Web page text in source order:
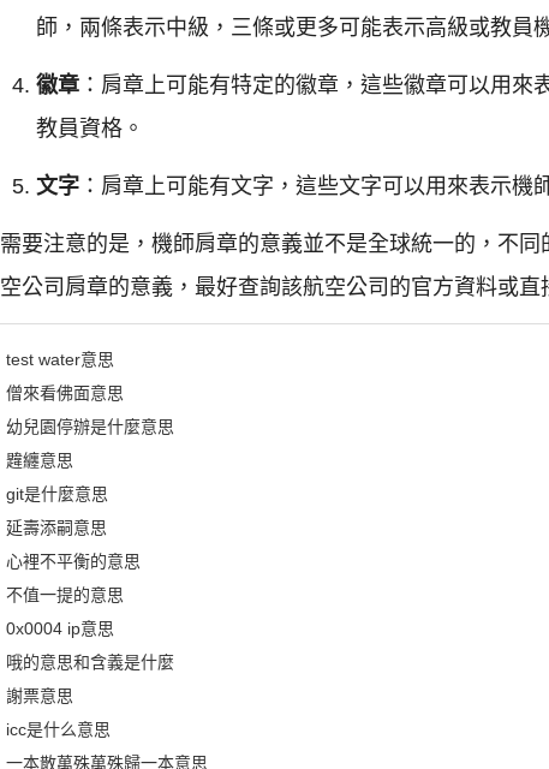
師，兩條表示中級，三條或更多可能表示高級或教員
徽章：肩章上可能有特定的徽章，這些徽章可以用來
教員資格。
文字：肩章上可能有文字，這些文字可以用來表示機
需要注意的是，機師肩章的意義並不是全球統一的，不
空公司肩章的意義，最好查詢該航空公司的官方資料或直
test water意思
僧來看佛面意思
幼兒園停辦是什麼意思
韙纏意思
git是什麼意思
延壽添嗣意思
心裡不平衡的意思
不值一提的意思
0x0004 ip意思
哦的意思和含義是什麼
謝票意思
icc是什么意思
一本散萬殊萬殊歸一本意思